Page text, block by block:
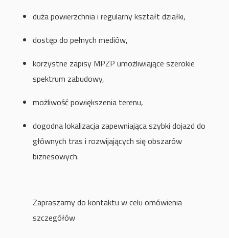
duża powierzchnia i regularny kształt działki,
dostęp do pełnych mediów,
korzystne zapisy MPZP umożliwiające szerokie
spektrum zabudowy,
możliwość powiększenia terenu,
dogodna lokalizacja zapewniająca szybki dojazd do
głównych tras i rozwijających się obszarów
biznesowych.
Zapraszamy do kontaktu w celu omówienia
szczegółów